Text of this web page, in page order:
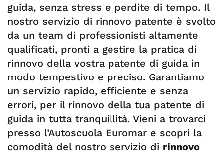
guida, senza stress e perdite di tempo. Il
nostro servizio di rinnovo patente è svolto
da un team di professionisti altamente
qualificati, pronti a gestire la pratica di
rinnovo della vostra patente di guida in
modo tempestivo e preciso. Garantiamo
un servizio rapido, efficiente e senza
errori, per il rinnovo della tua patente di
guida in tutta tranquillità. Vieni a trovarci
presso l’Autoscuola Euromar e scopri la
comodità del nostro servizio di rinnovo